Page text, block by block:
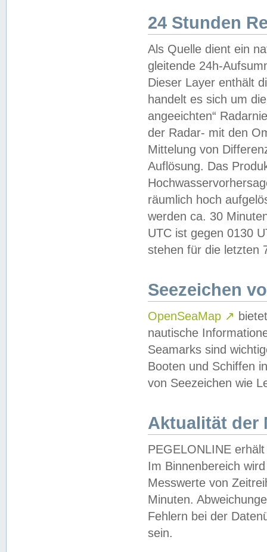
24 Stunden
Als Quelle dient ein
gleitende 24h-
Dieser Layer enthält
handelt es sich um
angeeichten“
der Radar- mit den
Mittelung von
Auflösung. Das
räumlich hoch
werden ca. 30
UTC ist gegen 0130
stehen für die letzten
Seezeichen
OpenSeaMap ↗
nautische
Seamarks sind
Booten und Schiffen
von Seezeichen wie
Aktualität der
PEGELONLINE
Im Binnenbereich
Messwerte von
Minuten.
Fehlern bei der
sein.